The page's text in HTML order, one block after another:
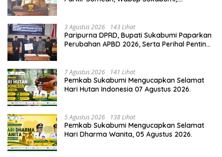
3 Agustus 2026 143 Lihat
Paripurna DPRD, Bupati Sukabumi Paparkan
Perubahan APBD 2026, Serta Perihal Penting
7 Agustus 2026 141 Lihat
Pemkab Sukabumi Mengucapkan Selamat
Hari Hutan Indonesia 07 Agustus 2026.
5 Agustus 2026 138 Lihat
Pemkab Sukabumi Mengucapkan Selamat
Hari Dharma Wanita, 05 Agustus 2026.